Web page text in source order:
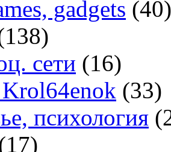
gadgets (40)
сети (16)
(33)
психология